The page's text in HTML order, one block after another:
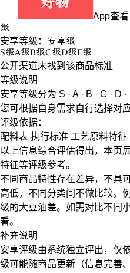
App查看
级
安享等级： 安享级
S级A级B级C级D级E级
公开渠道未找到该商品标准
等级说明
安享等级分为 S · A · B · C · D ·
您可根据自身需求自行选择对应
评级依据：
配料表 执行标准 工艺原料特征
以上信息综合评估得出，本页
特征等评级参考。
不同商品特性存在差异，不具
高低，不同分类间不做比较。
级的大豆油差。如需对比不同
看。
补充说明
安享评级由系统独立评出，仅
级可能随商品更新（信息完善